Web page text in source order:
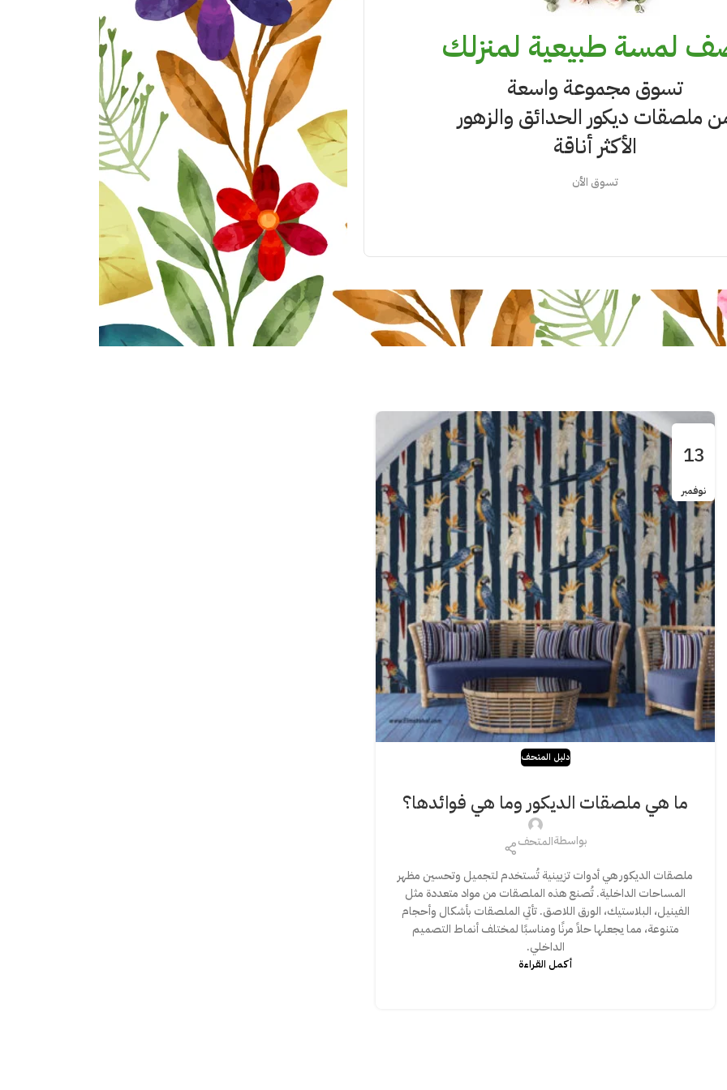
لمسة طبيعية لمنزلك
تسوق مجموعة واسعة
ملصقات ديكور الحدائق والزهور
الأكثر أناقة
تسوق الأن
13
نوفمبر
دليل المتحف
ما هي ملصقات الديكور وما هي فوائدها؟
بواسطةالمتحف
ملصقات الديكور هي أدوات تزيينية تُستخدم لتجميل وتحسين مظهر
المساحات الداخلية. تُصنع هذه الملصقات من مواد متعددة مثل
الفينيل، البلاستيك، الورق اللاصق. تأتي الملصقات بأشكال وأحجام
متنوعة، مما يجعلها حلاً مرنًا ومناسبًا لمختلف أنماط التصميم
الداخلي.
أكمـل القـراءة